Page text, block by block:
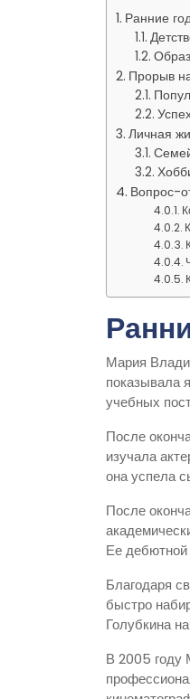
Ранние
Прорыв
Личная
Вопрос-
Мария
показывала
учебных
После
изучала
она успела
После
Ее дебютной
Благодаря
быстро
Голубкина
В 2005 году